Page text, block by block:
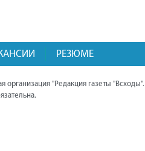
РЕЗЮМЕ
организация "Редакция газеты